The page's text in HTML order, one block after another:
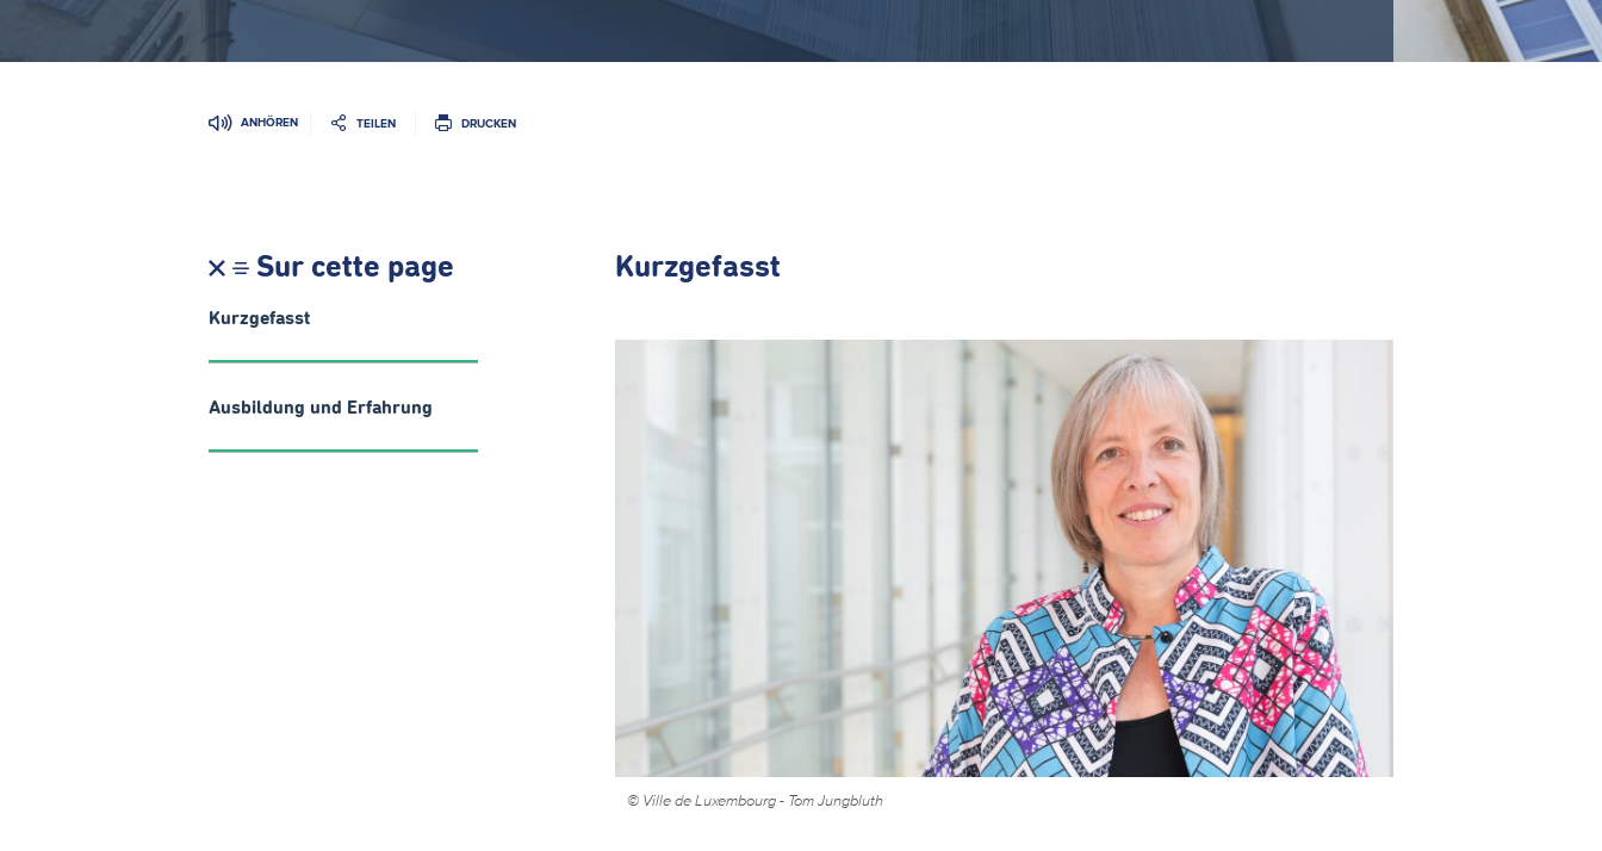
ANHÖREN TEILEN DRUCKEN
Sur cette page
Kurzgefasst
Ausbildung und Erfahrung
Kurzgefasst
© Ville de Luxembourg - Tom Jungbluth